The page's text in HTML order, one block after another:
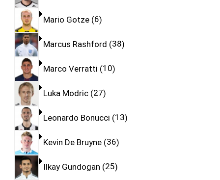
Mario Gotze 6
Marcus Rashford 38
Marco Verratti 10
Luka Modric 27
Leonardo Bonucci 13
Kevin De Bruyne 36
Ilkay Gundogan 25